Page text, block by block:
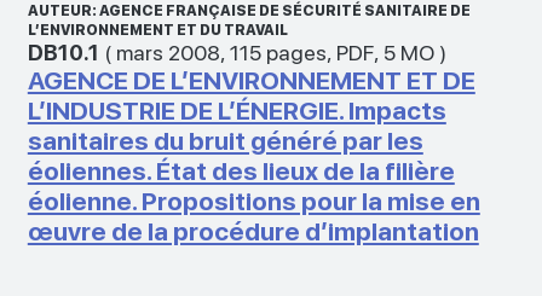
AUTEUR: AGENCE FRANÇAISE DE SÉCURITÉ SANITAIRE DE
L’ENVIRONNEMENT ET DU TRAVAIL
DB10.1 ( mars 2008, 115 pages, PDF, 5 MO)
AGENCE DE L’ENVIRONNEMENT ET DE
L’INDUSTRIE DE L’ÉNERGIE. Impacts
sanitaires du bruit généré par les
éoliennes. État des lieux de la filière
éolienne. Propositions pour la mise en
œuvre de la procédure d’implantation